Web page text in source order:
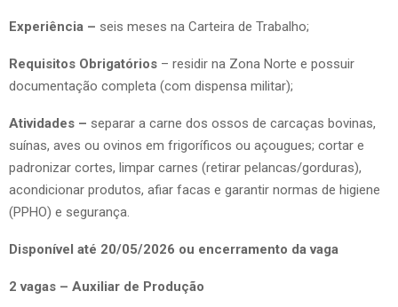
Experiência – seis meses na Carteira de Trabalho;
Requisitos Obrigatórios – residir na Zona Norte e possuir
documentação completa (com dispensa militar);
Atividades – separar a carne dos ossos de carcaças bovinas,
suínas, aves ou ovinos em frigoríficos ou açougues; cortar e
padronizar cortes, limpar carnes (retirar pelancas/gorduras),
acondicionar produtos, afiar facas e garantir normas de higiene
(PPHO) e segurança.
Disponível até 20/05/2026 ou encerramento da vaga
2 vagas – Auxiliar de Produção